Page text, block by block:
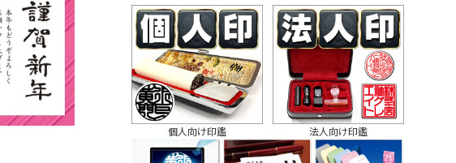
個人向け印鑑 法人向け印鑑